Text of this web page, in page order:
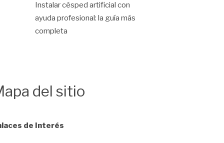
Instalar césped artificial con
ayuda profesional: la guía más
completa
del sitio
de Interés